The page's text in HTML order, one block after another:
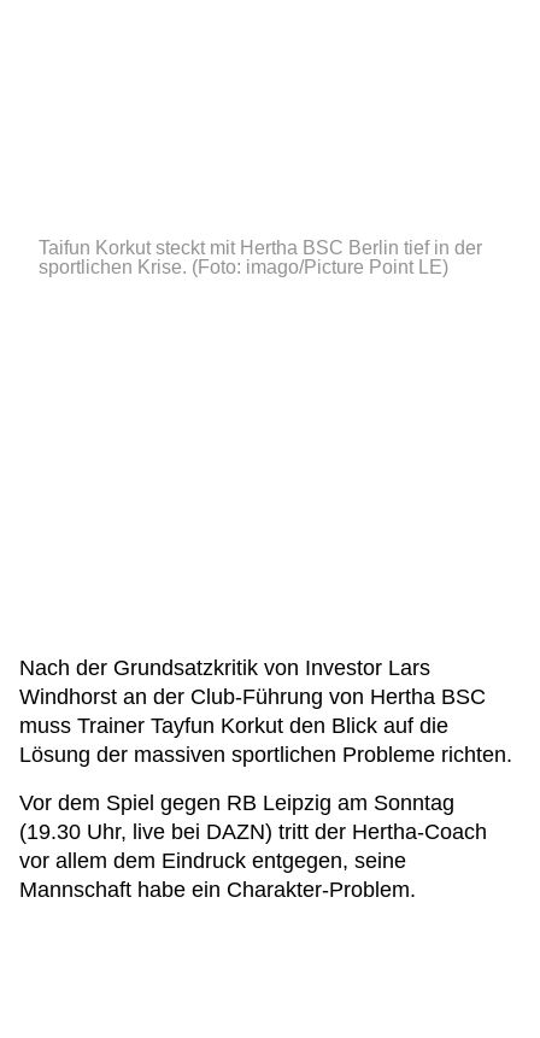
Taifun Korkut steckt mit Hertha BSC Berlin tief in der
sportlichen Krise. (Foto: imago/Picture Point LE)
Nach der Grundsatzkritik von Investor Lars
Windhorst an der Club-Führung von Hertha BSC
muss Trainer Tayfun Korkut den Blick auf die
Lösung der massiven sportlichen Probleme richten.
Vor dem Spiel gegen RB Leipzig am Sonntag
(19.30 Uhr, live bei DAZN) tritt der Hertha-Coach
vor allem dem Eindruck entgegen, seine
Mannschaft habe ein Charakter-Problem.